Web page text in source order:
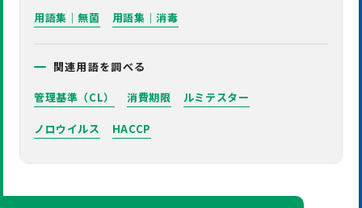
用語集｜無菌 用語集｜消毒
関連用語を調べる
管理基準（CL）
消費期限 ルミテスター
ノロウイルス HACCP